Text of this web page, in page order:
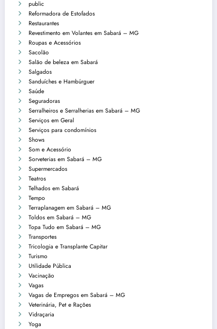
public
Reformadora de Estofados
Restaurantes
Revestimento em Volantes em Sabará – MG
Roupas e Acessórios
Sacolão
Salão de beleza em Sabará
Salgados
Sanduíches e Hambúrguer
Saúde
Seguradoras
Serralheiros e Serralherias em Sabará – MG
Serviços em Geral
Serviços para condomínios
Shows
Som e Acessório
Sorveterias em Sabará – MG
Supermercados
Teatros
Telhados em Sabará
Tempo
Terraplanagem em Sabará – MG
Toldos em Sabará – MG
Topa Tudo em Sabará – MG
Transportes
Tricologia e Transplante Capitar
Turismo
Utilidade Pública
Vacinação
Vagas
Vagas de Empregos em Sabará – MG
Veterinária, Pet e Rações
Vidraçaria
Yoga